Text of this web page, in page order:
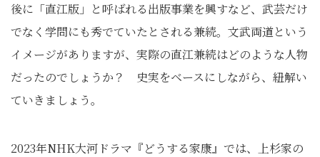
後に「直江版」と呼ばれる出版事業を興すなど、武芸だけ
でなく学問にも秀でていたとされる兼続。文武両道という
イメージがありますが、実際の直江兼続はどのような人物
だったのでしょうか？ 史実をベースにしながら、紐解い
ていきましょう。
2023年NHK大河ドラマ『どうする家康』では、上杉家の